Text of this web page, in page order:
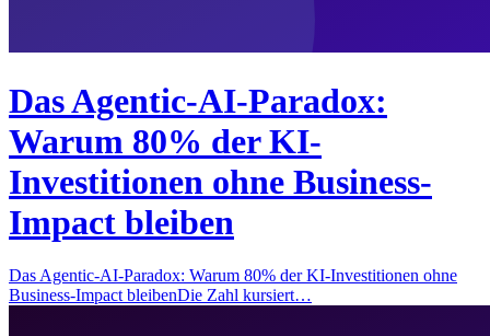
Das Agentic-AI-Paradox:
Warum 80% der KI-
Investitionen ohne Business-
Impact bleiben
Das Agentic-AI-Paradox: Warum 80% der KI-Investitionen ohne
Business-Impact bleibenDie Zahl kursiert…